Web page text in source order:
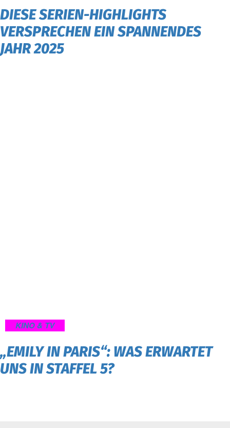
DIESE SERIEN-HIGHLIGHTS
VERSPRECHEN EIN SPANNENDES
JAHR 2025
KINO & TV
„EMILY IN PARIS“: WAS ERWARTET
UNS IN STAFFEL 5?